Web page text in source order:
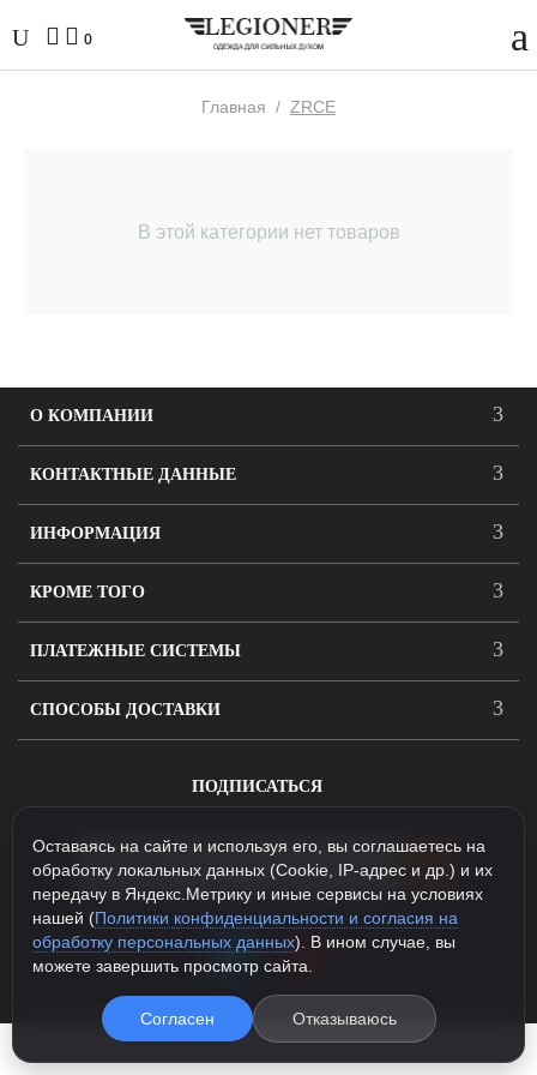
0
Главная / ZRCE
В этой категории нет товаров
О КОМПАНИИ
КОНТАКТНЫЕ ДАННЫЕ
ИНФОРМАЦИЯ
КРОМЕ ТОГО
ПЛАТЕЖНЫЕ СИСТЕМЫ
СПОСОБЫ ДОСТАВКИ
ПОДПИСАТЬСЯ
Оставаясь на сайте и используя его, вы соглашаетесь на
обработку локальных данных (Cookie, IP-адрес и др.) и их
передачу в Яндекс.Метрику и иные сервисы на условиях
нашей (Политики конфиденциальности и согласия на
обработку персональных данных). В ином случае, вы
можете завершить просмотр сайта.
Согласен Отказываюсь